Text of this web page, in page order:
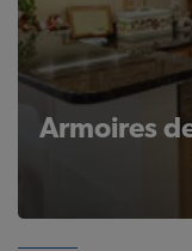
Armoires